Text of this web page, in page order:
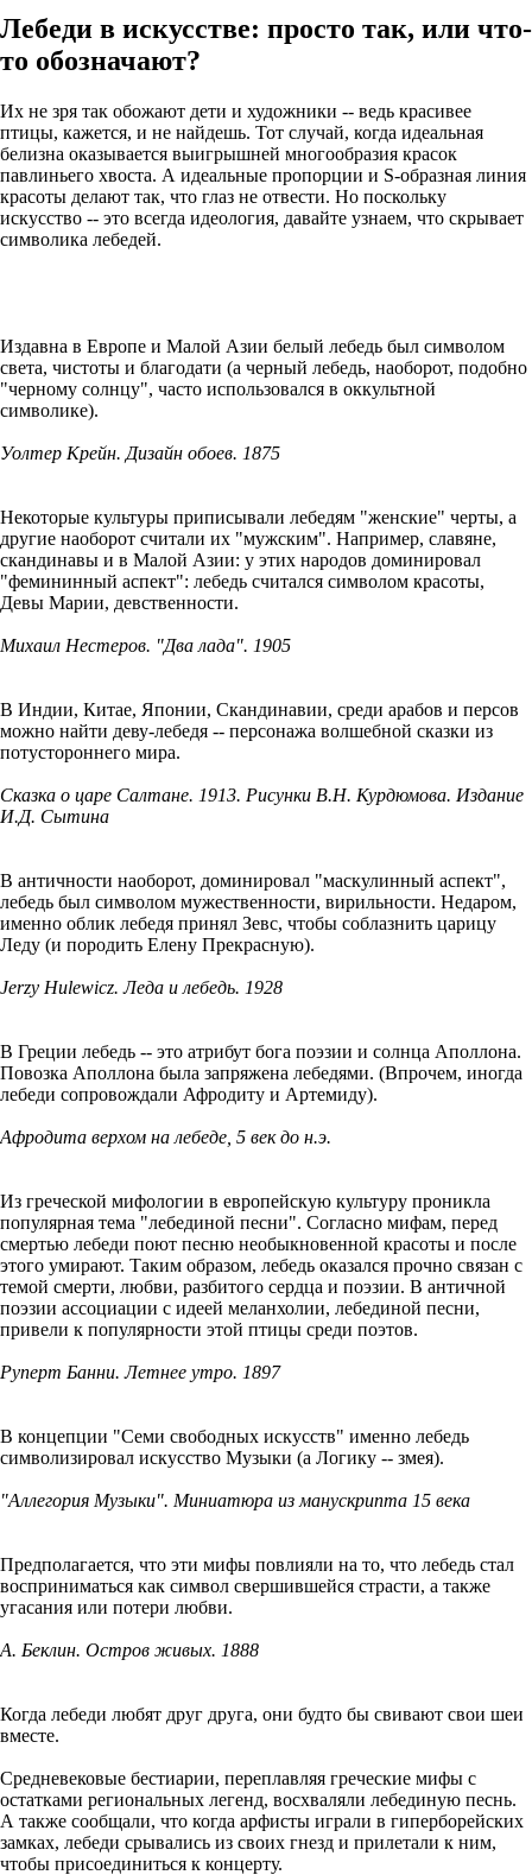
Лебеди в искусстве: просто так, или что-
то обозначают?
Их не зря так обожают дети и художники -- ведь красивее
птицы, кажется, и не найдешь. Тот случай, когда идеальная
белизна оказывается выигрышней многообразия красок
павлиньего хвоста. А идеальные пропорции и S-образная линия
красоты делают так, что глаз не отвести. Но поскольку
искусство -- это всегда идеология, давайте узнаем, что скрывает
символика лебедей.
Издавна в Европе и Малой Азии белый лебедь был символом
света, чистоты и благодати (а черный лебедь, наоборот, подобно
"черному солнцу", часто использовался в оккультной
символике).
Уолтер Крейн. Дизайн обоев. 1875
Некоторые культуры приписывали лебедям "женские" черты, а
другие наоборот считали их "мужским". Например, славяне,
скандинавы и в Малой Азии: у этих народов доминировал
"фемининный аспект": лебедь считался символом красоты,
Девы Марии, девственности.
Михаил Нестеров. "Два лада". 1905
В Индии, Китае, Японии, Скандинавии, среди арабов и персов
можно найти деву-лебедя -- персонажа волшебной сказки из
потустороннего мира.
Сказка о царе Салтане. 1913. Рисунки В.Н. Курдюмова. Издание
И.Д. Сытина
В античности наоборот, доминировал "маскулинный аспект",
лебедь был символом мужественности, вирильности. Недаром,
именно облик лебедя принял Зевс, чтобы соблазнить царицу
Леду (и породить Елену Прекрасную).
Jerzy Hulewicz. Леда и лебедь. 1928
В Греции лебедь -- это атрибут бога поэзии и солнца Аполлона.
Повозка Аполлона была запряжена лебедями. (Впрочем, иногда
лебеди сопровождали Афродиту и Артемиду).
Афродита верхом на лебеде, 5 век до н.э.
Из греческой мифологии в европейскую культуру проникла
популярная тема "лебединой песни". Согласно мифам, перед
смертью лебеди поют песню необыкновенной красоты и после
этого умирают. Таким образом, лебедь оказался прочно связан с
темой смерти, любви, разбитого сердца и поэзии. В античной
поэзии ассоциации с идеей меланхолии, лебединой песни,
привели к популярности этой птицы среди поэтов.
Руперт Банни. Летнее утро. 1897
В концепции "Семи свободных искусств" именно лебедь
символизировал искусство Музыки (а Логику -- змея).
"Аллегория Музыки". Миниатюра из манускрипта 15 века
Предполагается, что эти мифы повлияли на то, что лебедь стал
восприниматься как символ свершившейся страсти, а также
угасания или потери любви.
А. Беклин. Остров живых. 1888
Когда лебеди любят друг друга, они будто бы свивают свои шеи
вместе.
Средневековые бестиарии, переплавляя греческие мифы с
остатками региональных легенд, восхваляли лебединую песнь.
А также сообщали, что когда арфисты играли в гиперборейских
замках, лебеди срывались из своих гнезд и прилетали к ним,
чтобы присоединиться к концерту.